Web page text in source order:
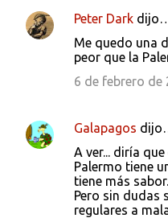
Peter Dark
Me quedo una
peor que la
6 de febrero de
Galapagos
A ver... diría
Palermo tiene
tiene más sabor.
Pero sin dudas
regulares a